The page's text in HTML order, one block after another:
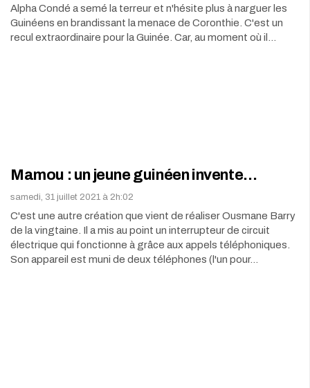
Alpha Condé a semé la terreur et n'hésite plus à narguer les
Guinéens en brandissant la menace de Coronthie. C'est un
recul extraordinaire pour la Guinée. Car, au moment où il…
Mamou : un jeune guinéen invente…
samedi, 31 juillet 2021 à 2h:02
C'est une autre création que vient de réaliser Ousmane Barry
de la vingtaine. Il a mis au point un interrupteur de circuit
électrique qui fonctionne à grâce aux appels téléphoniques.
Son appareil est muni de deux téléphones (l'un pour…